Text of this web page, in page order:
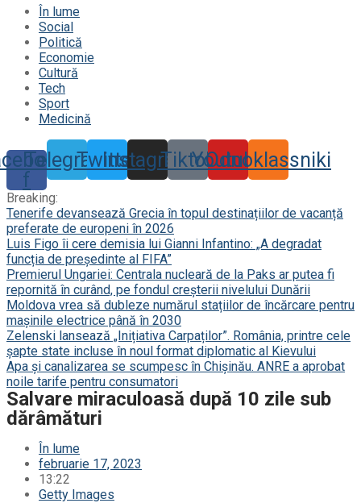
În lume
Social
Politică
Economie
Cultură
Tech
Sport
Medicină
f
TelegramTwitter
Instagram
TiktokYoutube
Odnoklassniki
Breaking:
Tenerife devansează Grecia în topul destinațiilor de vacanță
preferate de europeni în 2026
Luis Figo îi cere demisia lui Gianni Infantino: „A degradat
funcția de președinte al FIFA”
Premierul Ungariei: Centrala nucleară de la Paks ar putea fi
repornită în curând, pe fondul creșterii nivelului Dunării
Moldova vrea să dubleze numărul stațiilor de încărcare pentru
mașinile electrice până în 2030
Zelenski lansează „Inițiativa Carpaților”. România, printre cele
șapte state incluse în noul format diplomatic al Kievului
Apa și canalizarea se scumpesc în Chișinău. ANRE a aprobat
noile tarife pentru consumatori
Salvare miraculoasă după 10 zile sub
dărâmături
În lume
februarie 17, 2023
13:22
Getty Images